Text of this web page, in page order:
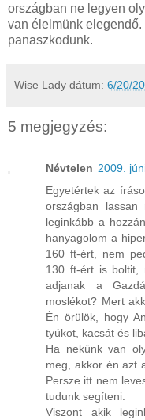
országban ne legyen
van élelmünk
panaszkodunk.
Wise Lady dátum: 6/20/
5 megjegyzés:
Névtelen 2009.
Egyetértek az
országban
leginkább a
hanyagolom a
160 ft-ért, nem
130 ft-ért is boltit,
adjanak a
moslékot? Mert
Én örülök, hogy
tyúkot, kacsát és
Ha nekünk van
meg, akkor én azt
Persze itt nem
tudunk segíteni.
Viszont akik